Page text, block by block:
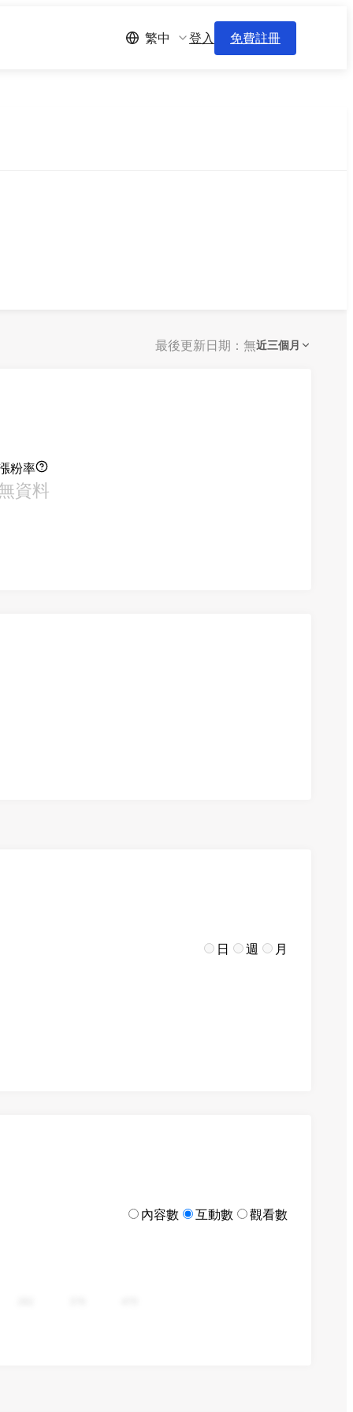
繁中 登入 免費註冊
最後更新日期：無近三個月
粉率
資料
日 週 月
內容數 互動數 觀看數